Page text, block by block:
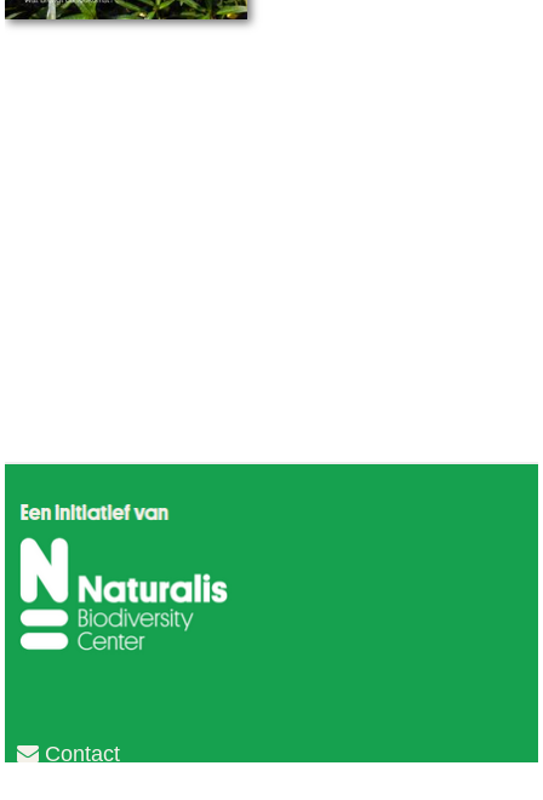
Contact